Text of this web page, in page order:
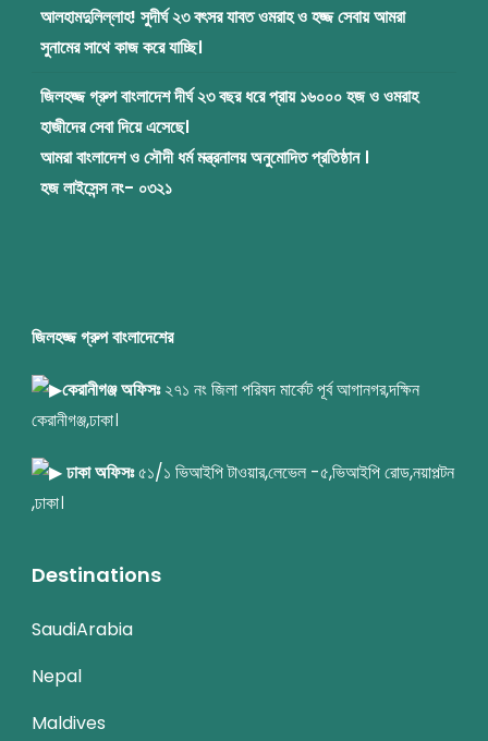
আলহামদুলিল্লাহ! সুদীর্ঘ ২৩ বৎসর যাবত ওমরাহ ও হজ্জ সেবায় আমরা
সুনামের সাথে কাজ করে যাচ্ছি।
জিলহজ্জ গ্রুপ বাংলাদেশ দীর্ঘ ২৩ বছর ধরে প্রায় ১৬০০০ হজ ও ওমরাহ
হাজীদের সেবা দিয়ে এসেছে।
আমরা বাংলাদেশ ও সৌদী ধর্ম মন্ত্রনালয় অনুমোদিত প্রতিষ্ঠান ।
হজ লাইসেন্স নং- ০৩২১
জিলহজ্জ গ্রুপ বাংলাদেশের
কেরানীগঞ্জ অফিসঃ২৭১ নং জিলা পরিষদ মার্কেট পূর্ব আগানগর,দক্ষিন
কেরানীগঞ্জ,ঢাকা।
ঢাকা অফিসঃ৫১/১ ভিআইপি টাওয়ার,লেভেল -৫,ভিআইপি রোড,নয়াপল্টন
,ঢাকা।
Destinations
SaudiArabia
Nepal
Maldives